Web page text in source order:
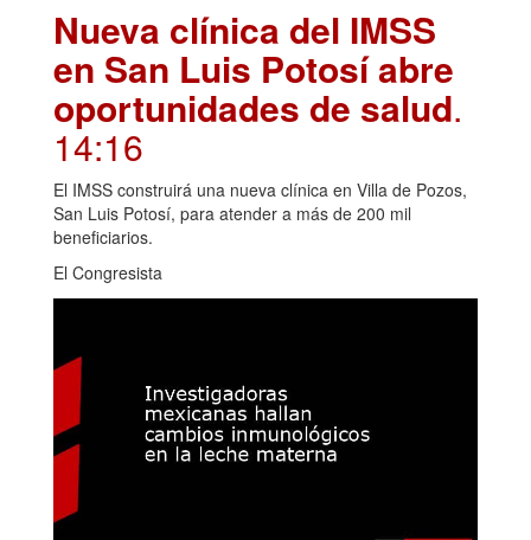
Nueva clínica del IMSS
en San Luis Potosí abre
oportunidades de salud.
14:16
El IMSS construirá una nueva clínica en Villa de Pozos,
San Luis Potosí, para atender a más de 200 mil
beneficiarios.
El Congresista